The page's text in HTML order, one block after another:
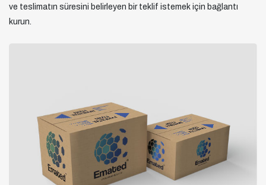
ve teslimatın süresini belirleyen bir teklif istemek için bağlantı
kurun.